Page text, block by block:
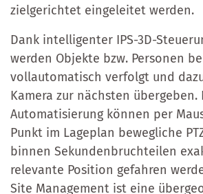
zielgerichtet eingeleitet werden.
Dank intelligenter IPS-3D-
werden Objekte bzw. Personen
vollautomatisch verfolgt und
Kamera zur nächsten übergeben.
Automatisierung können per
Punkt im Lageplan bewegliche
binnen Sekundenbruchteilen
relevante Position gefahren
Site Management ist eine